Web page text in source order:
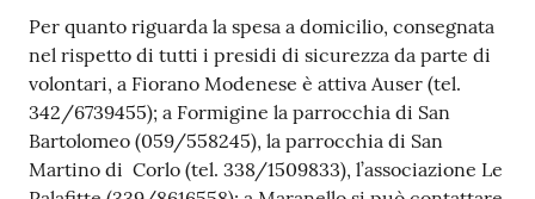
Seguici
su
Per quanto riguarda la spesa a domicilio, consegnata
nel rispetto di tutti i presidi di sicurezza da parte di
volontari, a Fiorano Modenese è attiva Auser (tel.
342/6739455); a Formigine la parrocchia di San
Bartolomeo (059/558245), la parrocchia di San
Martino di Corlo (tel. 338/1509833), l’associazione Le